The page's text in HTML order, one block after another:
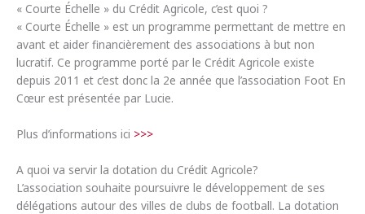
« Courte Échelle » du Crédit Agricole, c’est quoi ?
« Courte Échelle » est un programme permettant de mettre en
avant et aider financièrement des associations à but non
lucratif. Ce programme porté par le Crédit Agricole existe
depuis 2011 et c’est donc la 2e année que l’association Foot En
Cœur est présentée par Lucie.
Plus d’informations ici >>>
A quoi va servir la dotation du Crédit Agricole?
L’association souhaite poursuivre le développement de ses
délégations autour des villes de clubs de football. La dotation